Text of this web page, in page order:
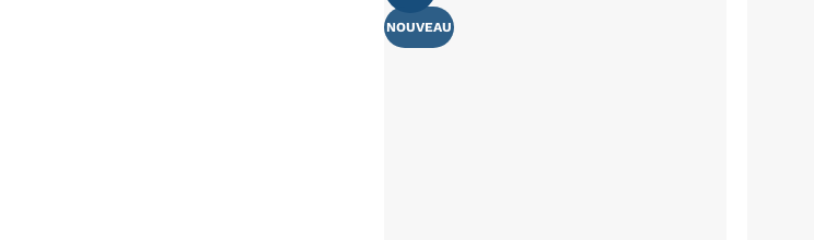
Les
options
NOUVEAU